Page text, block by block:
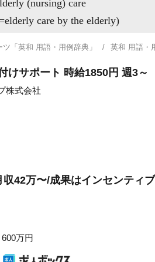
(nursing) care
care by the elderly)
ツ「英和 用語・用例辞典」 英和 用語
けサポート 時給1850円 週3～
株式会社
収42万〜/成果はインセンティ
万円